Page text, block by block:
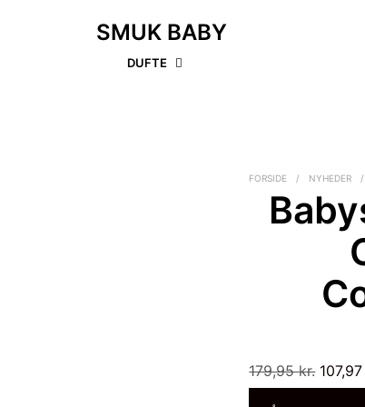
SMUK BABY
DUFTE
FORSIDE / NYHEDER /
179,95kr. Den
107,97